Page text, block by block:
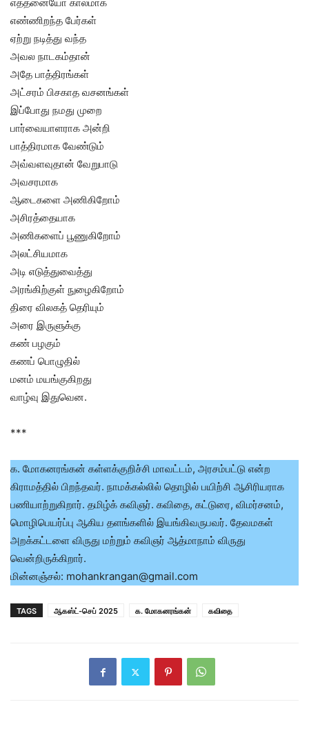
எத்தனையோ காலமாக
எண்ணிறந்த பேர்கள்
ஏற்று நடித்து வந்த
அவல நாடகம்தான்
அதே பாத்திரங்கள்
அட்சரம் பிசகாத வசனங்கள்
இப்போது நமது முறை
பார்வையாளராக அன்றி
பாத்திரமாக வேண்டும்
அவ்வளவுதான் வேறுபாடு
அவசரமாக
ஆடைகளை அணிகிறோம்
அசிரத்தையாக
அணிகளைப் பூணுகிறோம்
அலட்சியமாக
அடி எடுத்துவைத்து
அரங்கிற்குள் நுழைகிறோம்
திரை விலகத் தெரியும்
அரை இருளுக்கு
கண் பழகும்
கணப் பொழுதில்
மனம் மயங்குகிறது
வாழ்வு இதுவென.
***
க. மோகனரங்கன் கள்ளக்குறிச்சி மாவட்டம், அரசம்பட்டு என்ற
கிராமத்தில் பிறந்தவர். நாமக்கல்லில் தொழில் பயிற்சி ஆசிரியராக
பணியாற்றுகிறார். தமிழ்க் கவிஞர். கவிதை, கட்டுரை, விமர்சனம்,
மொழிபெயர்ப்பு ஆகிய தளங்களில் இயங்கிவருபவர். தேவமகள்
அறக்கட்டளை விருது மற்றும் கவிஞர் ஆத்மாநாம் விருது
வென்றிருக்கிறார்.
மின்னஞ்சல்: mohankrangan@gmail.com
TAGS ஆகஸ்ட்-செப் 2025 க. மோகனரங்கன் கவிதை